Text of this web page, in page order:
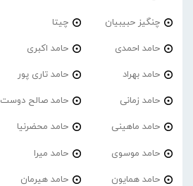
چنگیز حبیبیان چیتا
حامد احمدی حامد اکبری
حامد بهراد حامد تاری پور
حامد زمانی حامد صالح دوست
حامد ماهینی حامد محضرنیا
حامد موسوی حامد میرا
حامد همایون حامد هیرمان